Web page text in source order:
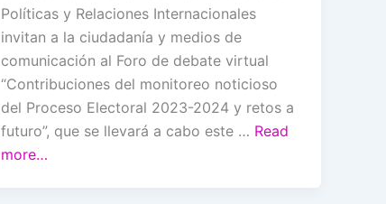
Políticas y Relaciones Internacionales
invitan a la ciudadanía y medios de
comunicación al Foro de debate virtual
“Contribuciones del monitoreo noticioso
del Proceso Electoral 2023-2024 y retos a
futuro”, que se llevará a cabo este … Read
more…